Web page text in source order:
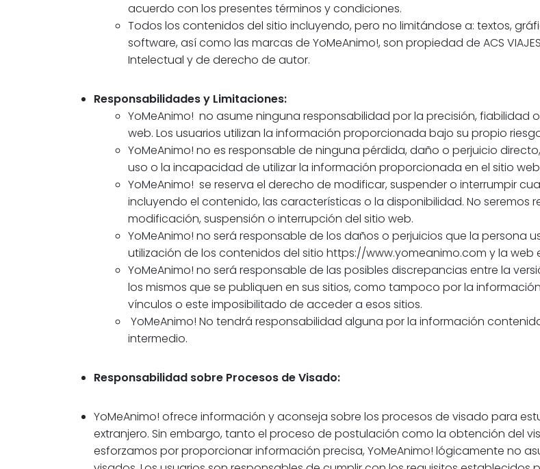
acuerdo con los presentes términos y condiciones.
Todos los contenidos del sitio incluyendo, pero no limitándose a: textos,
software, así como las marcas de YoMeAnimo!, son propiedad de ACS
Intelectual y de derecho de autor.
Responsabilidades y Limitaciones:
YoMeAnimo! no asume ninguna responsabilidad por la precisión,
web. Los usuarios utilizan la información proporcionada bajo su propio
YoMeAnimo! no es responsable de ninguna pérdida, daño o perjuicio
uso o la incapacidad de utilizar la información proporcionada en el sitio
YoMeAnimo! se reserva el derecho de modificar, suspender o interrumpir
incluyendo el contenido, las características o la disponibilidad. No seremos
modificación, suspensión o interrupción del sitio web.
YoMeAnimo! no será responsable de los daños o perjuicios que la persona
utilización de los contenidos del sitio https://www.yomeanimo.com y la web
YoMeAnimo! no será responsable de las posibles discrepancias entre la
los mismos que se publiquen en sus sitios, como tampoco por la
vínculos o este imposibilitado de acceder a esos sitios.
YoMeAnimo! No tendrá responsabilidad alguna por la información
intermedio.
Responsabilidad sobre Procesos de Visado:
YoMeAnimo! ofrece información y aconseja sobre los procesos de visado para
extranjero. Sin embargo, tanto el proceso de postulación como la obtención del
esforzamos por proporcionar información precisa, YoMeAnimo! lógicamente no